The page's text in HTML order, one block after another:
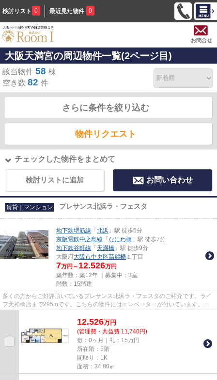
検討リスト 0 最近見た物件 0
お問合せ
大阪天満宮の周辺物件一覧(2ページ目)
該当物件 58 棟
空き数 82 件
さらに条件を絞り込む
物件リクエスト
チェックした物件をまとめて
検討リストに追加 お問い合わせ
賃貸｜マンション プレサンス北浜ラ・フェスタ
地下鉄堺筋線 「 北浜 」駅 徒歩5分
京阪電鉄中之島線 「 なにわ橋 」駅 徒歩7分
地下鉄谷町線 「 天満橋 」駅 徒歩9分
大阪府大阪市中央区高麗橋 １丁目
7万円～ 12.526万円
築年数：築12年 ｜募集中： 3室
階数：15階建
多くの方からご好評頂いているプレサンス北浜ラ・フェスタのご紹介です。ライ
フ天神橋店まで295mです。こちらの物件にはエレベーターが付いています。駅
12.526万円
(管理費・共益費 11,740円)
敷：0ヶ月｜礼：15万円
所在階：5階
間取り：1K
面積：34.80㎡